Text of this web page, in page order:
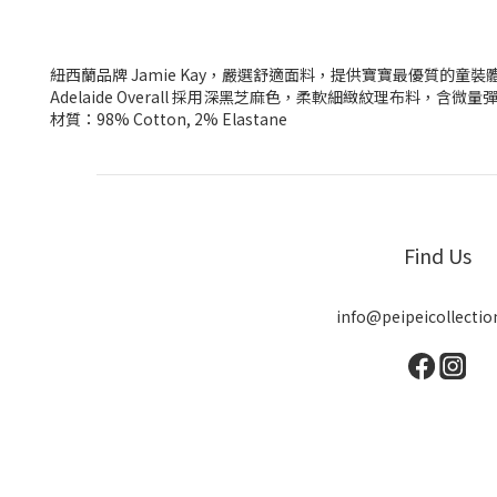
紐西蘭品牌 Jamie Kay，嚴選舒適面料，提供寶寶最優質的童裝
Adelaide Overall 採用深黑芝麻色，柔軟細緻紋理布料，含微量
材質：98% Cotton, 2% Elastane
Find Us